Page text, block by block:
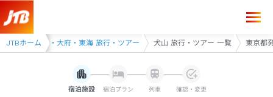
JTBホーム
・一宮・津島・大府・東海 旅行・ツアー 犬山 旅行・ツアー 一覧 東京都
宿泊施設 宿泊プラン 列車 確認・変更